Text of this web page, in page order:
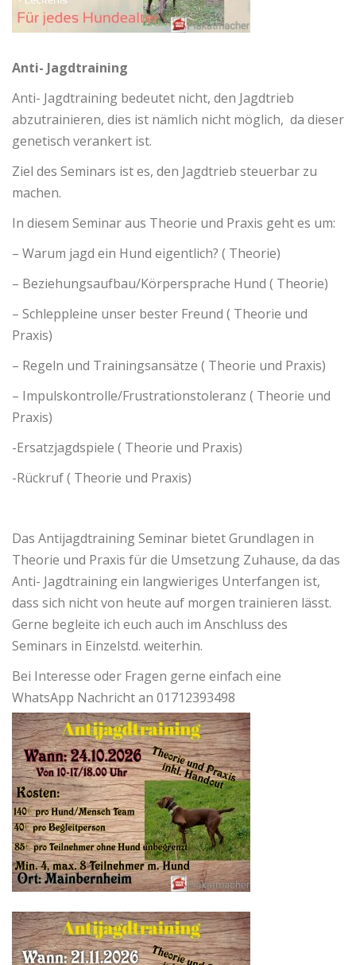
Anti- Jagdtraining
Anti- Jagdtraining bedeutet nicht, den Jagdtrieb
abzutrainieren, dies ist nämlich nicht möglich, da dieser
genetisch verankert ist.
Ziel des Seminars ist es, den Jagdtrieb steuerbar zu
machen.
In diesem Seminar aus Theorie und Praxis geht es um:
– Warum jagd ein Hund eigentlich? ( Theorie)
– Beziehungsaufbau/Körpersprache Hund ( Theorie)
– Schleppleine unser bester Freund ( Theorie und
Praxis)
– Regeln und Trainingsansätze ( Theorie und Praxis)
– Impulskontrolle/Frustrationstoleranz ( Theorie und
Praxis)
-Ersatzjagdspiele ( Theorie und Praxis)
-Rückruf ( Theorie und Praxis)
Das Antijagdtraining Seminar bietet Grundlagen in
Theorie und Praxis für die Umsetzung Zuhause, da das
Anti- Jagdtraining ein langwieriges Unterfangen ist,
dass sich nicht von heute auf morgen trainieren lässt.
Gerne begleite ich euch auch im Anschluss des
Seminars in Einzelstd. weiterhin.
Bei Interesse oder Fragen gerne einfach eine
WhatsApp Nachricht an 01712393498